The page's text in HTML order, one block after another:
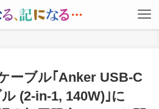
ーブル｢Anker USB-C
(2-in-1, 140W)｣に